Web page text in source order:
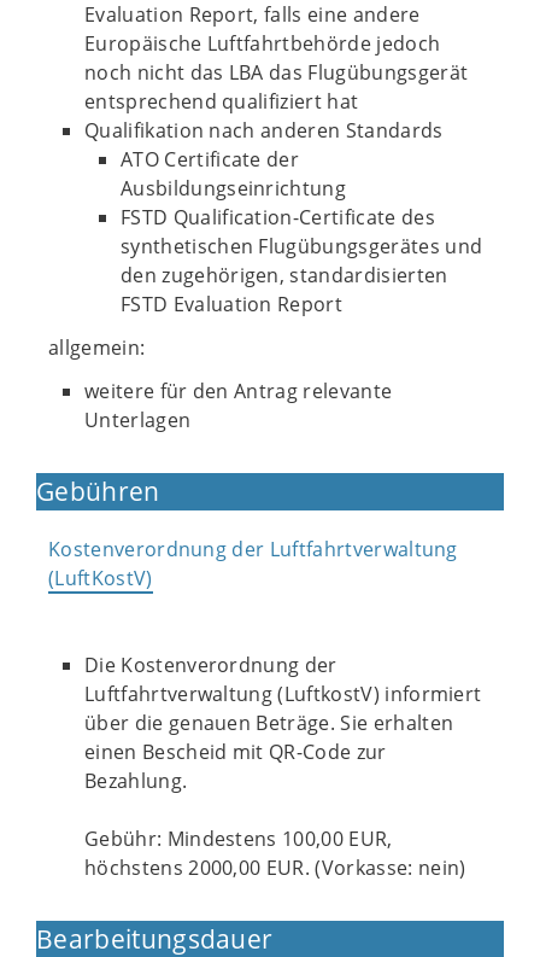
Evaluation Report, falls eine andere
Europäische Luftfahrtbehörde jedoch
noch nicht das LBA das Flugübungsgerät
entsprechend qualifiziert hat
Qualifikation nach anderen Standards
ATO Certificate der
Ausbildungseinrichtung
FSTD Qualification-Certificate des
synthetischen Flugübungsgerätes und
den zugehörigen, standardisierten
FSTD Evaluation Report
allgemein:
weitere für den Antrag relevante
Unterlagen
Gebühren
Kostenverordnung der Luftfahrtverwaltung
(LuftKostV)
Die Kostenverordnung der
Luftfahrtverwaltung (LuftkostV) informiert
über die genauen Beträge. Sie erhalten
einen Bescheid mit QR-Code zur
Bezahlung.
Gebühr: Mindestens 100,00 EUR,
höchstens 2000,00 EUR. (Vorkasse: nein)
Bearbeitungsdauer